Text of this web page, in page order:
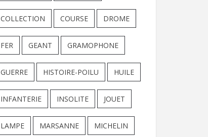
COLLECTION COURSE DROME
FER GEANT GRAMOPHONE
GUERRE HISTOIRE-POILU HUILE
INFANTERIE INSOLITE JOUET
LAMPE MARSANNE MICHELIN